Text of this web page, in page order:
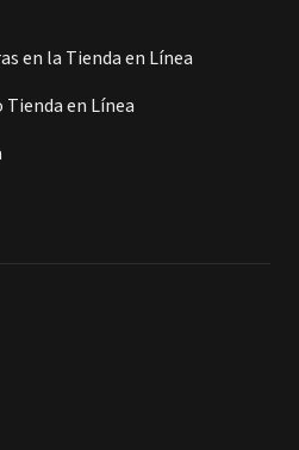
en la Tienda en Línea
en Línea